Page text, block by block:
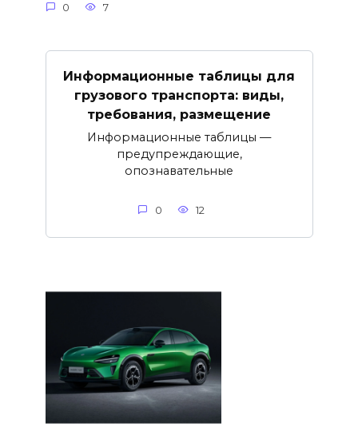
0 7
Информационные таблицы для
грузового транспорта: виды,
требования, размещение
Информационные таблицы —
предупреждающие,
опознавательные
0 12